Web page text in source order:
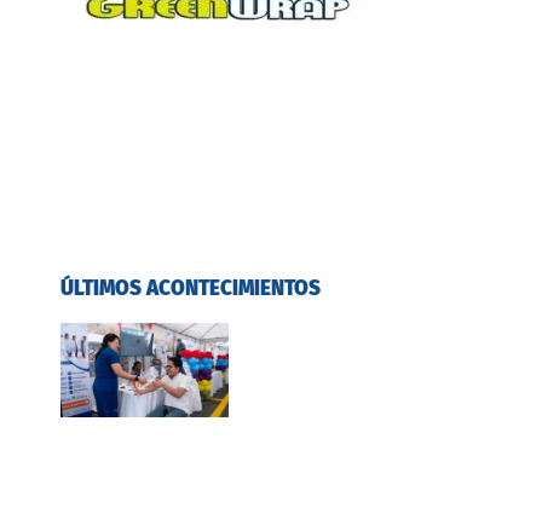
ÚLTIMOS ACONTECIMIENTOS